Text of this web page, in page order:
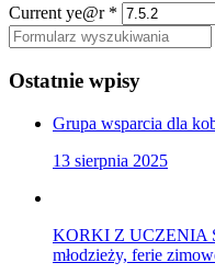
Current ye@r *
Ostatnie wpisy
Grupa wsparcia dla
13 sierpnia 2025
KORKI Z UCZENIA
młodzieży, ferie